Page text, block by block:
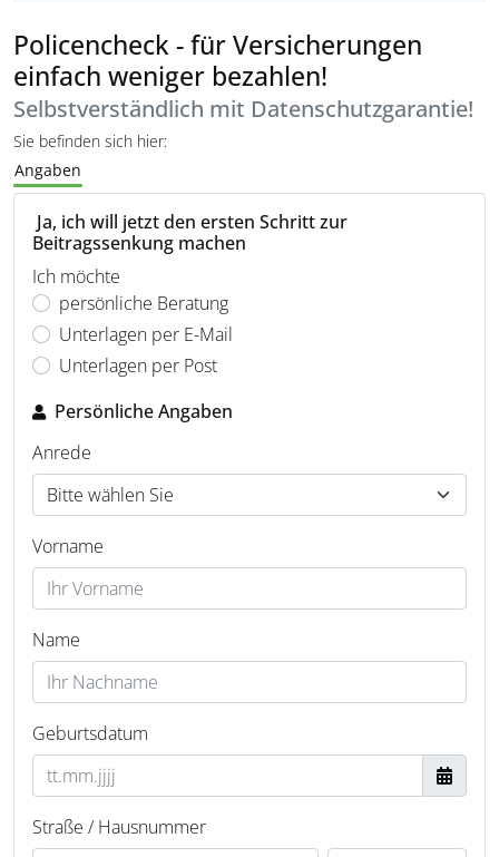
Policencheck - für Versicherungen
einfach weniger bezahlen!
Selbstverständlich mit Datenschutzgarantie!
Sie befinden sich hier:
Angaben
Ja, ich will jetzt den ersten Schritt zur
Beitragssenkung machen
Ich möchte
persönliche Beratung
Unterlagen per E-Mail
Unterlagen per Post
Persönliche Angaben
Anrede
Vorname
Name
Geburtsdatum
Straße / Hausnummer